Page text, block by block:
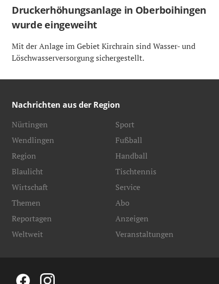
Druckerhöhungsanlage in Oberboihingen
wurde eingeweiht
Mit der Anlage im Gebiet Kirchrain sind Wasser- und
Löschwasserversorgung sichergestellt.
Nachrichten aus der Region
Nürtingen
Wendlingen
Region
Blaulicht
Sport
Fußball
Handball
Tischtennis
Wirtschaft
Themen
Reportagen
Weltweit
Service
Abo
Anzeigen
Veranstaltungen